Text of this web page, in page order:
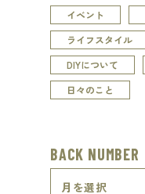
イベント
ライフスタイル
DIYについて
日々のこと
BACK NUMBER